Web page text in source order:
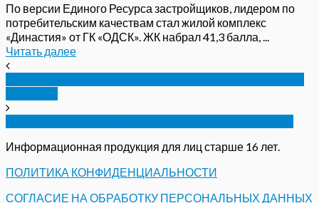
По версии Единого Ресурса застройщиков, лидером по
потребительским качествам стал жилой комплекс
«Династия» от ГК «ОДСК». ЖК набрал 41,3 балла, ...
Читать далее
Информационная продукция для лиц старше 16 лет.
ПОЛИТИКА КОНФИДЕНЦИАЛЬНОСТИ
СОГЛАСИЕ НА ОБРАБОТКУ ПЕРСОНАЛЬНЫХ ДАННЫХ